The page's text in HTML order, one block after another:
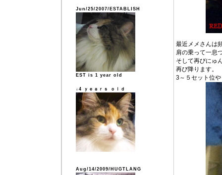
Jun/25/2007/ESTABLISH
EST is 1 year old
↓4 ｙｅａｒｓ ｏｌｄ
Aug/14/2009/HUGTLANG
最近メメさんは
肩の乗って一息
そして再びにゅ
再び降ります。
3～５セット位